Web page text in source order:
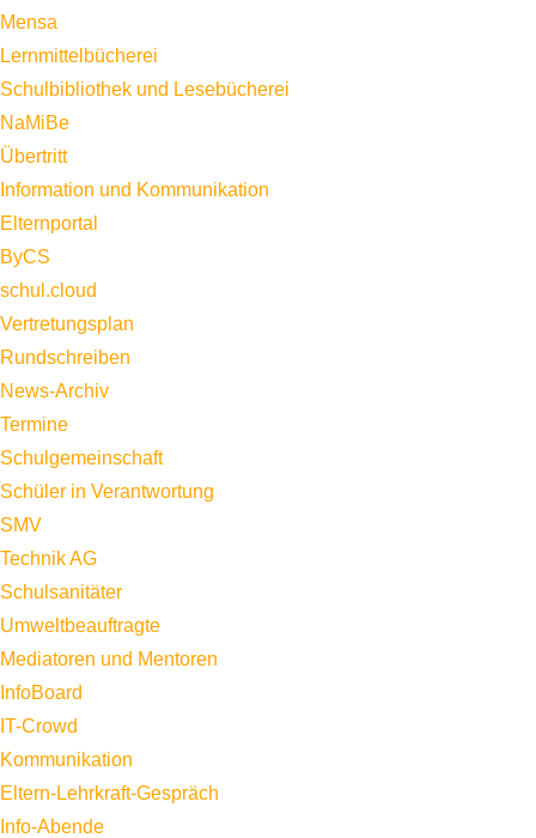
Mensa
Lernmittelbücherei
Schulbibliothek und Lesebücherei
NaMiBe
Übertritt
Information und Kommunikation
Elternportal
ByCS
schul.cloud
Vertretungsplan
Rundschreiben
News-Archiv
Termine
Schulgemeinschaft
Schüler in Verantwortung
SMV
Technik AG
Schulsanitäter
Umweltbeauftragte
Mediatoren und Mentoren
InfoBoard
IT-Crowd
Kommunikation
Eltern-Lehrkraft-Gespräch
Info-Abende